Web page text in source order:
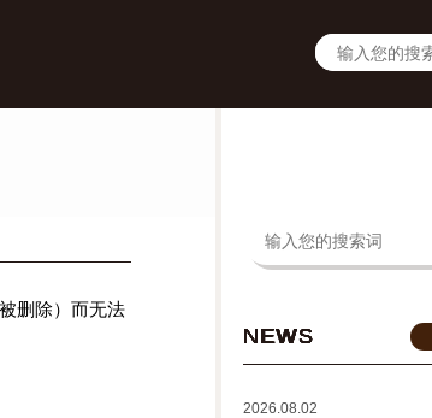
删除）而无法
NEWS
2026.08.02